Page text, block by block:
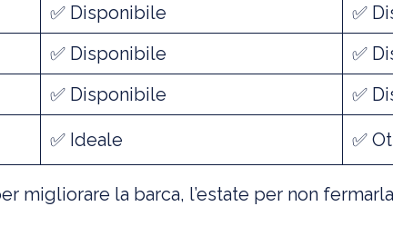
✅ Disponibile ✅
✅ Disponibile ✅
✅ Disponibile ✅
✅ Ideale ✅
migliorare la barca, l’estate per non